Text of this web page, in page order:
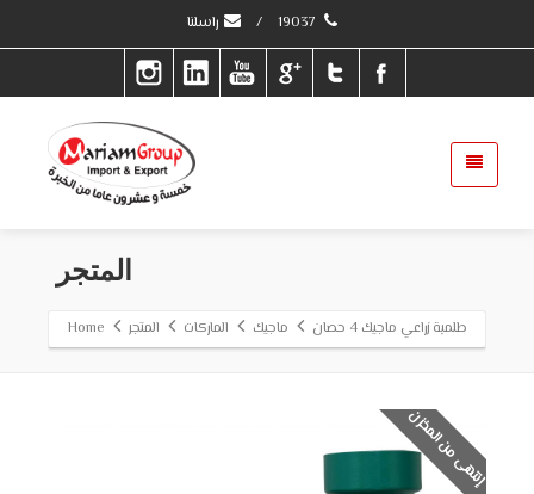
/ راسلنا
المتجر
طلمبة زراعي ماجيك 4 حصان ماجيك الماركات المتجر Home
إنتهى من المخزن